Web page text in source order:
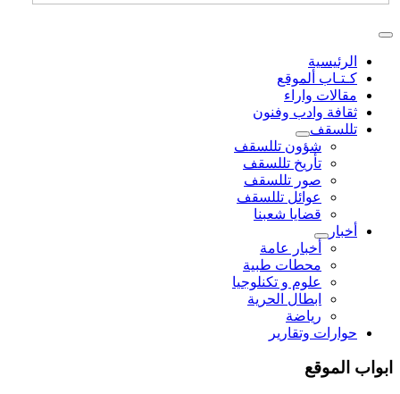
الرئيسية
كـتـاب ألموقع
مقالات واراء
ثقافة وادب وفنون
تللسقف
شؤون تللسقف
تأريخ تللسقف
صور تللسقف
عوائل تللسقف
قضايا شعبنا
أخبار
أخبار عامة
محطات طبية
علوم و تکنلوجیا
ابطال الحرية
رياضة
حوارات وتقارير
ابواب الموقع